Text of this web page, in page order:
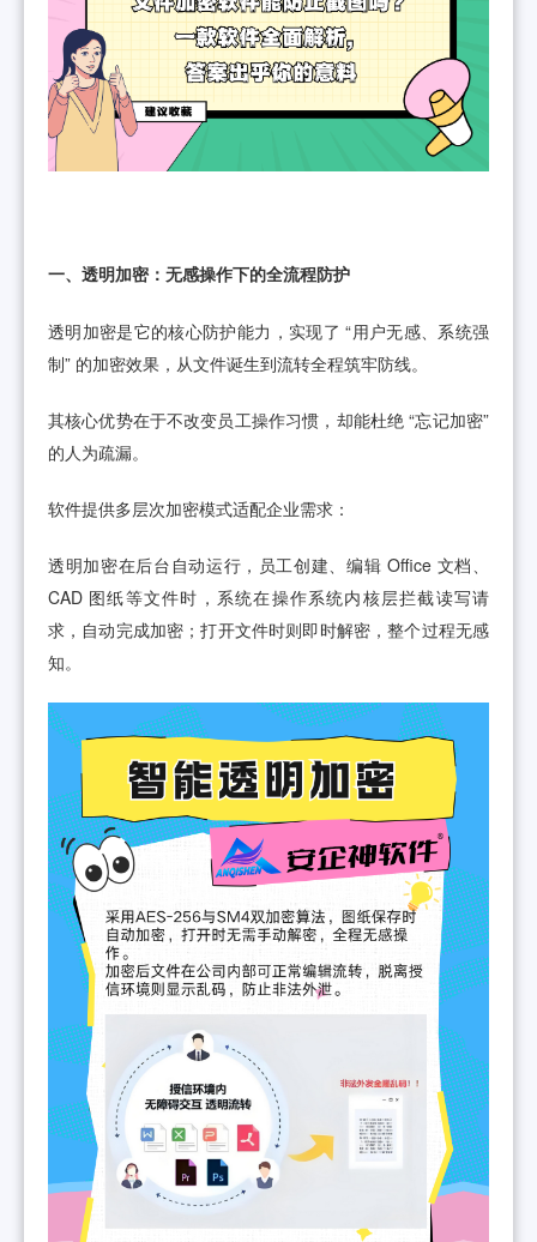
一、透明加密：无感操作下的全流程防护
透明加密是它的核心防护能力，实现了 “用户无感、系统强
制” 的加密效果，从文件诞生到流转全程筑牢防线。
其核心优势在于不改变员工操作习惯，却能杜绝 “忘记加密”
的人为疏漏。
软件提供多层次加密模式适配企业需求：
透明加密在后台自动运行，员工创建、编辑 Office 文档、
CAD 图纸等文件时，系统在操作系统内核层拦截读写请
求，自动完成加密；打开文件时则即时解密，整个过程无感
知。